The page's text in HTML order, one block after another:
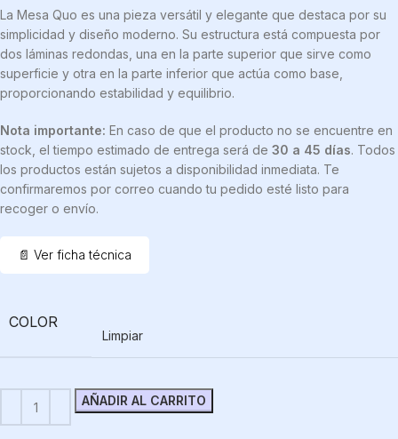
La Mesa Quo es una pieza versátil y elegante que destaca por su
simplicidad y diseño moderno. Su estructura está compuesta por
dos láminas redondas, una en la parte superior que sirve como
superficie y otra en la parte inferior que actúa como base,
proporcionando estabilidad y equilibrio.
Nota importante: En caso de que el producto no se encuentre en
stock, el tiempo estimado de entrega será de 30 a 45 días. Todos
los productos están sujetos a disponibilidad inmediata. Te
confirmaremos por correo cuando tu pedido esté listo para
recoger o envío.
📄 Ver ficha técnica
COLOR
Limpiar
AÑADIR AL CARRITO